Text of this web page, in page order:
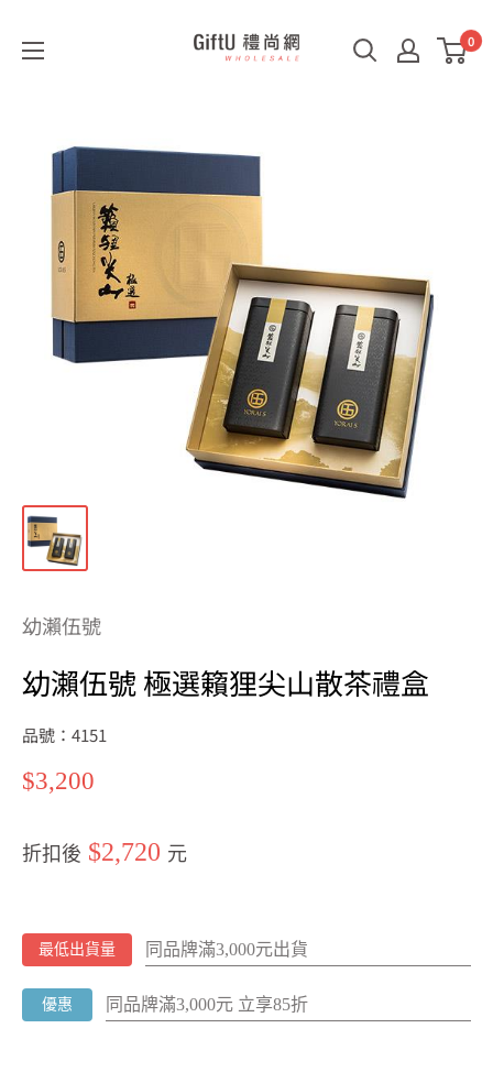
GiftU
B2B
0
幼瀨伍號
幼瀨伍號 極選籟狸尖山散茶禮盒
品號：4151
特
$3,200
折扣後 $2,720 元
最低出貨量 同品牌滿3,000元出貨
優惠 同品牌滿3,000元 立享85折